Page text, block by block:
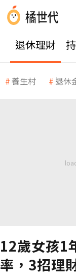
退休理財
養生村 退休
12歲女孩1
率，3招理